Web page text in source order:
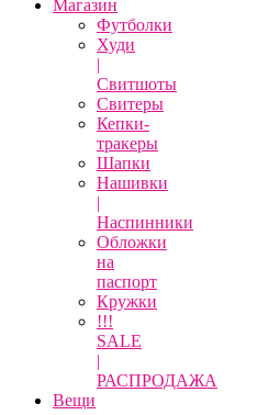
Магазин
Футболки
Худи
|
Свитшоты
Свитеры
Кепки-
тракеры
Шапки
Нашивки
|
Наспинники
Обложки
на
паспорт
Кружки
!!!
SALE
|
РАСПРОДАЖА
Вещи